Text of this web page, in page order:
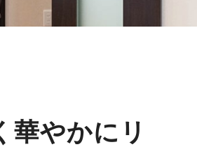
華やかにリ